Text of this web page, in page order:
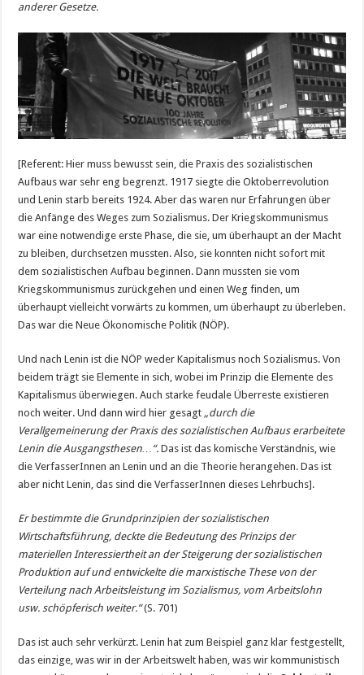
anderer Gesetze.
[Referent: Hier muss bewusst sein, die Praxis des sozialistischen
Aufbaus war sehr eng begrenzt. 1917 siegte die Oktoberrevolution
und Lenin starb bereits 1924. Aber das waren nur Erfahrungen über
die Anfänge des Weges zum Sozialismus. Der Kriegskommunismus
war eine notwendige erste Phase, die sie, um überhaupt an der Macht
zu bleiben, durchsetzen mussten. Also, sie konnten nicht sofort mit
dem sozialistischen Aufbau beginnen. Dann mussten sie vom
Kriegskommunismus zurückgehen und einen Weg finden, um
überhaupt vielleicht vorwärts zu kommen, um überhaupt zu überleben.
Das war die Neue Ökonomische Politik (NÖP).
Und nach Lenin ist die NÖP weder Kapitalismus noch Sozialismus. Von
beidem trägt sie Elemente in sich, wobei im Prinzip die Elemente des
Kapitalismus überwiegen. Auch starke feudale Überreste existieren
noch weiter. Und dann wird hier gesagt „durch die
Verallgemeinerung der Praxis des sozialistischen Aufbaus erarbeitete
Lenin die Ausgangsthesen…“. Das ist das komische Verständnis, wie
die VerfasserInnen an Lenin und an die Theorie herangehen. Das ist
aber nicht Lenin, das sind die VerfasserInnen dieses Lehrbuchs].
Er bestimmte die Grundprinzipien der sozialistischen
Wirtschaftsführung, deckte die Bedeutung des Prinzips der
materiellen Interessiertheit an der Steigerung der sozialistischen
Produktion auf und entwickelte die marxistische These von der
Verteilung nach Arbeitsleistung im Sozialismus, vom Arbeitslohn
usw. schöpferisch weiter.“(S. 701)
Das ist auch sehr verkürzt. Lenin hat zum Beispiel ganz klar festgestellt,
das einzige, was wir in der Arbeitswelt haben, was wir kommunistisch